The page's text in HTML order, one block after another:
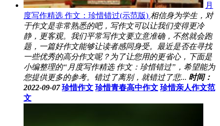
月
度写作精选 作文：珍惜错过(示范版) 相信身为学生，对
于作文是非常熟悉的吧，写作文可以让我们变得更冷
静，更客观。我们平常写作文要立意准确，不然就会跑
题，一篇好作文能够让读者感同身受。最近是否在寻找
一些优秀的高分作文呢？为了让您用的更省心，下面是
小编整理的“月度写作精选 作文：珍惜错过”，希望能为
您提供更多的参考。错过了离别，就错过了悲... 时间：
2022-09-07 珍惜作文 珍惜青春高中作文 珍惜亲人作文范
文